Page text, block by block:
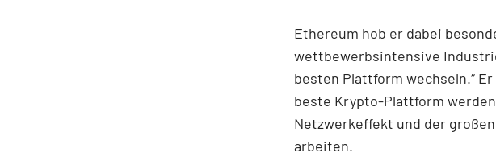
Ethereum hob er dabei
wettbewerbsintensive
besten Plattform wechseln.“
beste Krypto-Plattform
Netzwerkeffekt und der
arbeiten.